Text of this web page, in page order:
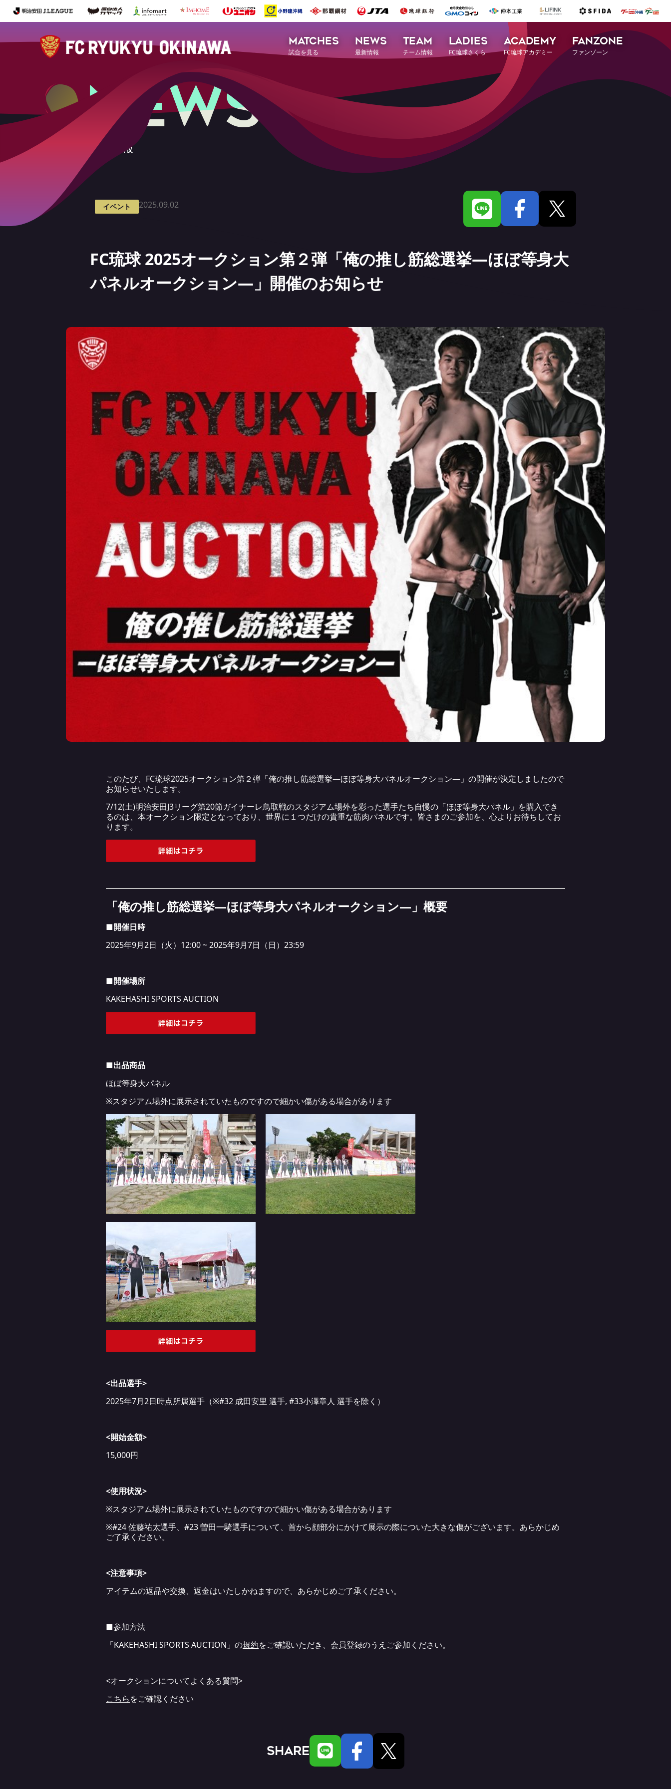
MATCHES
試合を見る
NEWS
最新情報
TEAM
チーム情報
LADIES
FC琉球さくら
ACADEMY
FC琉球アカデミー
FANZONE
ファンゾーン
NEWS
最新情報
イベント 2025.09.02
FC琉球 2025オークション第２弾「俺の推し筋総選挙―ほぼ等身大
パネルオークション―」開催のお知らせ
このたび、FC琉球2025オークション第２弾「俺の推し筋総選挙―ほぼ等身大パネルオークション―」の開催が決定しましたので
お知らせいたします。
7/12(土)明治安田J3リーグ第20節ガイナーレ鳥取戦のスタジアム場外を彩った選手たち自慢の「ほぼ等身大パネル」を購入でき
るのは、本オークション限定となっており、世界に１つだけの貴重な筋肉パネルです。皆さまのご参加を、心よりお待ちしてお
ります。
「俺の推し筋総選挙―ほぼ等身大パネルオークション―」概要
■開催日時
2025年9月2日（火）12:00 ~ 2025年9月7日（日）23:59
■開催場所
KAKEHASHI SPORTS AUCTION
■出品商品
ほぼ等身大パネル
※スタジアム場外に展示されていたものですので細かい傷がある場合があります
<出品選手>
2025年7月2日時点所属選手（※#32 成田安里 選手, #33小澤章人 選手を除く）
<開始金額>
15,000円
<使用状況>
※スタジアム場外に展示されていたものですので細かい傷がある場合があります
※#24 佐藤祐太選手、#23 曽田一騎選手について、首から顔部分にかけて展示の際についた大きな傷がございます。あらかじめ
ご了承ください。
<注意事項>
アイテムの返品や交換、返金はいたしかねますので、あらかじめご了承ください。
■参加方法
「KAKEHASHI SPORTS AUCTION」の規約をご確認いただき、会員登録のうえご参加ください。
<オークションについてよくある質問>
こちらをご確認ください
SHARE